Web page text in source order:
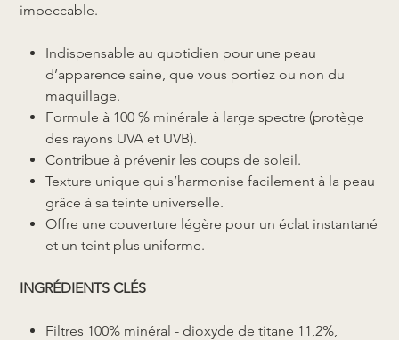
impeccable.
Indispensable au quotidien pour une peau
d’apparence saine, que vous portiez ou non du
maquillage.
Formule à 100 % minérale à large spectre (protège
des rayons UVA et UVB).
Contribue à prévenir les coups de soleil.
Texture unique qui s’harmonise facilement à la peau
grâce à sa teinte universelle.
Offre une couverture légère pour un éclat instantané
et un teint plus uniforme.
INGRÉDIENTS CLÉS
Filtres 100% minéral - dioxyde de titane 11,2%,